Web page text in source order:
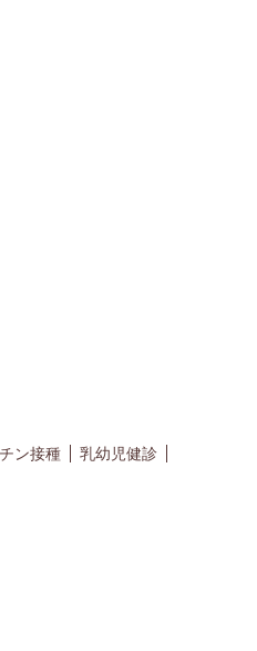
ン接種
乳幼児健診